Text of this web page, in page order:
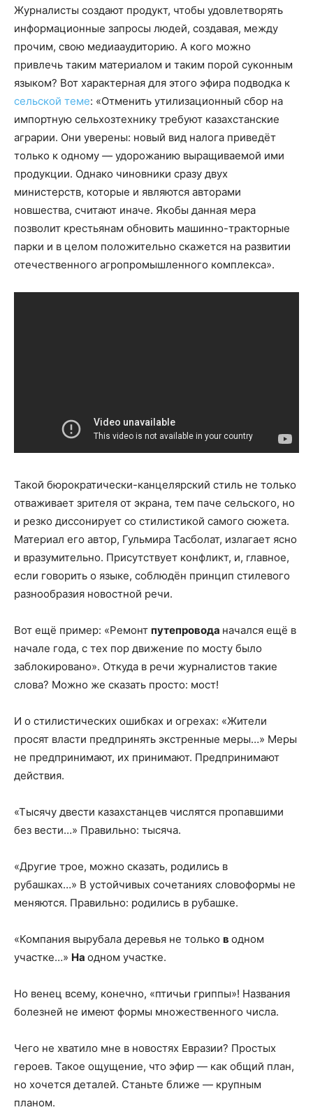
Журналисты создают продукт, чтобы удовлетворять
информационные запросы людей, создавая, между
прочим, свою медиааудиторию. А кого можно
привлечь таким материалом и таким порой суконным
языком? Вот характерная для этого эфира подводка к
сельской теме: «Отменить утилизационный сбор на
импортную сельхозтехнику требуют казахстанские
аграрии. Они уверены: новый вид налога приведёт
только к одному — удорожанию выращиваемой ими
продукции. Однако чиновники сразу двух
министерств, которые и являются авторами
новшества, считают иначе. Якобы данная мера
позволит крестьянам обновить машинно-тракторные
парки и в целом положительно скажется на развитии
отечественного агропромышленного комплекса».
Такой бюрократически-канцелярский стиль не только
отваживает зрителя от экрана, тем паче сельского, но
и резко диссонирует со стилистикой самого сюжета.
Материал его автор, Гульмира Тасболат, излагает ясно
и вразумительно. Присутствует конфликт, и, главное,
если говорить о языке, соблюдён принцип стилевого
разнообразия новостной речи.
Вот ещё пример: «Ремонт путепровода начался ещё в
начале года, с тех пор движение по мосту было
заблокировано». Откуда в речи журналистов такие
слова? Можно же сказать просто: мост!
И о стилистических ошибках и огрехах: «Жители
просят власти предпринять экстренные меры…» Меры
не предпринимают, их принимают. Предпринимают
действия.
«Тысячу двести казахстанцев числятся пропавшими
без вести…» Правильно: тысяча.
«Другие трое, можно сказать, родились в
рубашках…» В устойчивых сочетаниях словоформы не
меняются. Правильно: родились в рубашке.
«Компания вырубала деревья не только в одном
участке…» На одном участке.
Но венец всему, конечно, «птичьи гриппы»! Названия
болезней не имеют формы множественного числа.
Чего не хватило мне в новостях Евразии? Простых
героев. Такое ощущение, что эфир — как общий план,
но хочется деталей. Станьте ближе — крупным
планом.